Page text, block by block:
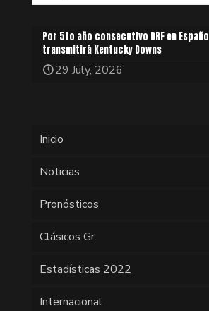
Por 5to año consecutivo DRF en Español
transmitirá Kentucky Downs
29 July, 2026
Inicio
Noticias
Pronósticos
Clásicos Gr.
Estadísticas 2022
Internacional